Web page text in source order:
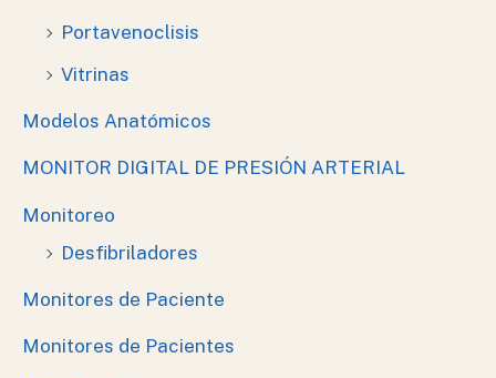
Portavenoclisis
Vitrinas
Modelos Anatómicos
MONITOR DIGITAL DE PRESIÓN ARTERIAL
Monitoreo
Desfibriladores
Monitores de Paciente
Monitores de Pacientes